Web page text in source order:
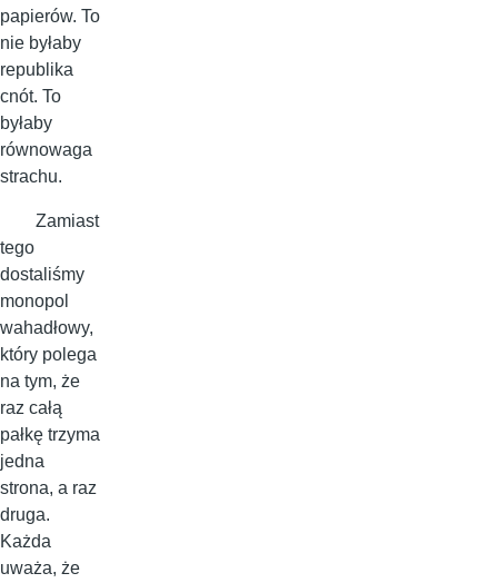
papierów. To
nie byłaby
republika
cnót. To
byłaby
równowaga
strachu.
Zamiast
tego
dostaliśmy
monopol
wahadłowy,
który polega
na tym, że
raz całą
pałkę trzyma
jedna
strona, a raz
druga.
Każda
uważa, że